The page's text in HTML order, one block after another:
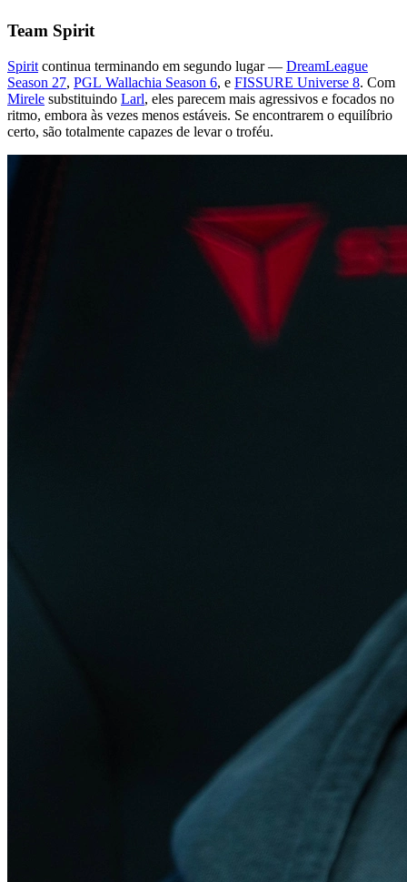
Team Spirit
Spirit continua terminando em segundo lugar — DreamLeague
Season 27, PGL Wallachia Season 6, e FISSURE Universe 8. Com
Mirele substituindo Larl, eles parecem mais agressivos e focados no
ritmo, embora às vezes menos estáveis. Se encontrarem o equilíbrio
certo, são totalmente capazes de levar o troféu.